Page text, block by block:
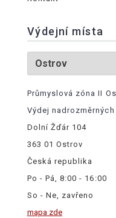
Výdejní místa
Průmyslová zóna II
Výdej
Dolní Žďár 104
363 01 Ostrov
Česká republika
Po - Pá, 8:00 - 16:00
So - Ne, zavřeno
mapa zde